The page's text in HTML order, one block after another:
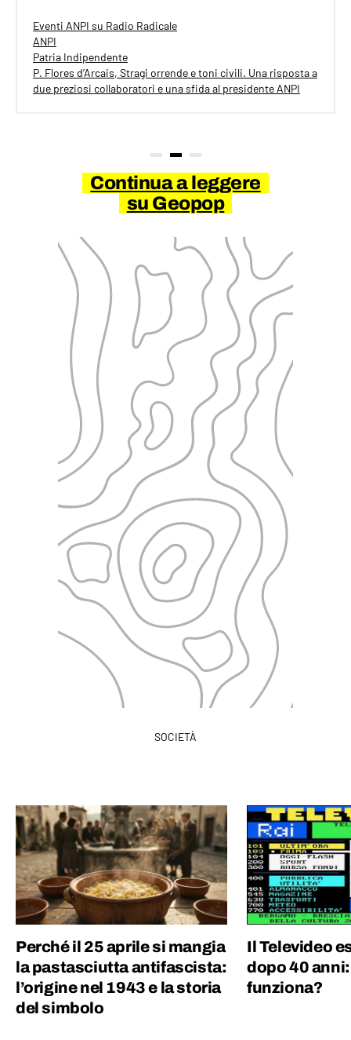
Eventi ANPI su Radio Radicale
ANPI
Patria Indipendente
P. Flores d’Arcais, Stragi orrende e toni civili. Una risposta a
due preziosi collaboratori e una sfida al presidente ANPI
Continua a leggere
su Geopop
SOCIETÀ
Perché il 25 aprile si mangia
la pastasciutta antifascista:
l’origine nel 1943 e la storia
del simbolo
Il Televideo
dopo 40
funziona?